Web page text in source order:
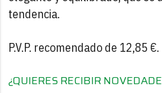
tendencia.
P.V.P. recomendado de 12,85 €.
¿QUIERES RECIBIR